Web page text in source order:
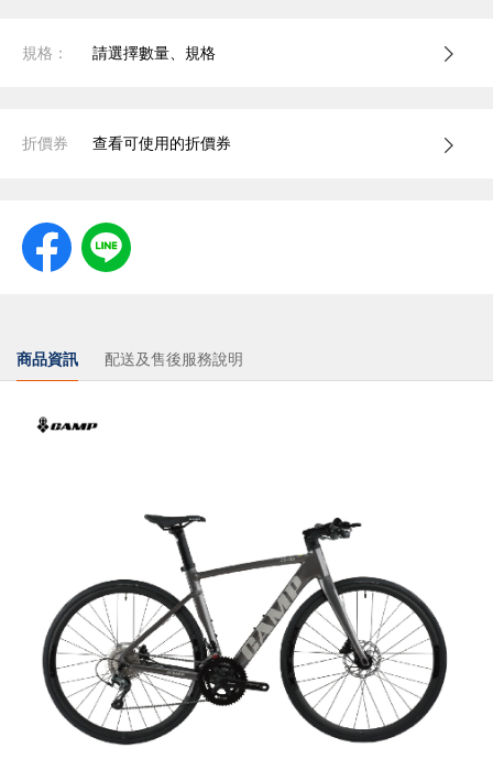
規格： 請選擇數量、規格
折價券 查看可使用的折價券
商品資訊 配送及售後服務說明